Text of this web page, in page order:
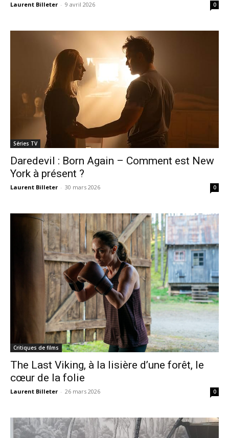
Laurent Billeter - 9 avril 2026 0
Séries TV
Daredevil : Born Again – Comment est New
York à présent ?
Laurent Billeter - 30 mars 2026 0
Critiques de films
The Last Viking, à la lisière d’une forêt, le
cœur de la folie
Laurent Billeter - 26 mars 2026 0